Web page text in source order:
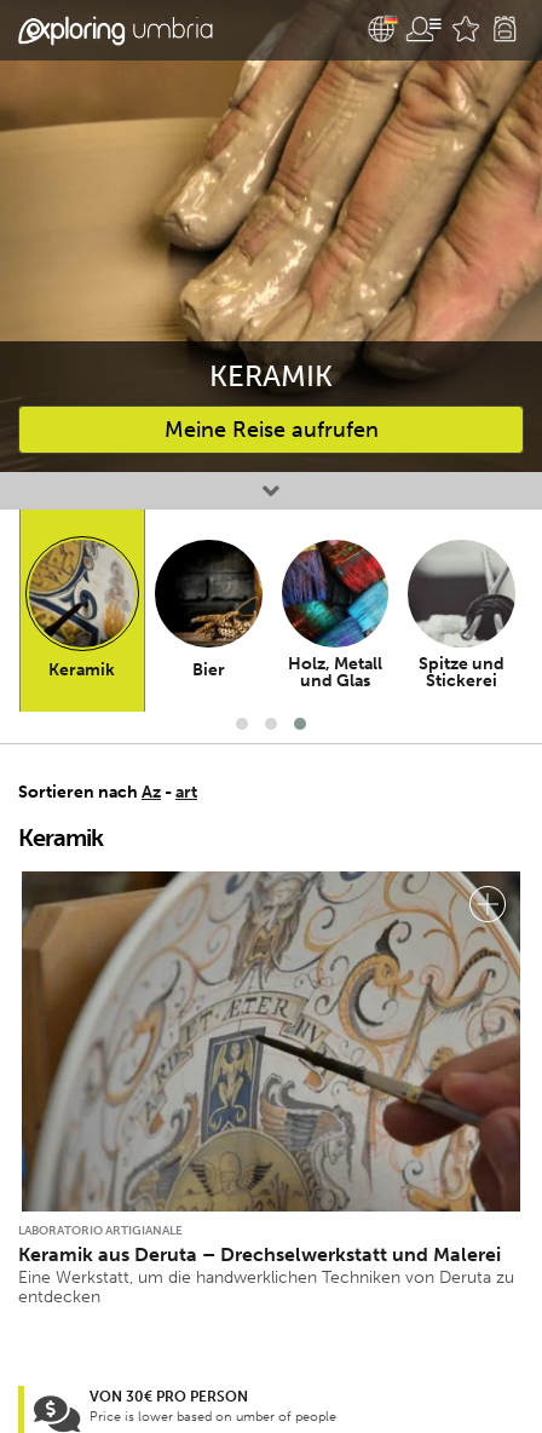
KERAMIK
Meine Reise aufrufen
Bevorzugte Aktivitäten
Keramik Bier
Holz, Metall
und Glas
Spitze und
Stickerei
Sortieren nach Az -art
Keramik
LABORATORIO ARTIGIANALE
Keramik aus Deruta – Drechselwerkstatt und Malerei
Eine Werkstatt, um die handwerklichen Techniken von Deruta zu
entdecken
VON 30€ PRO PERSON
Price is lower based on umber of people